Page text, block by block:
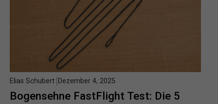
Bogensehne FastFlight Test: Die 5
Elias Schubert Dezember 4, 2025